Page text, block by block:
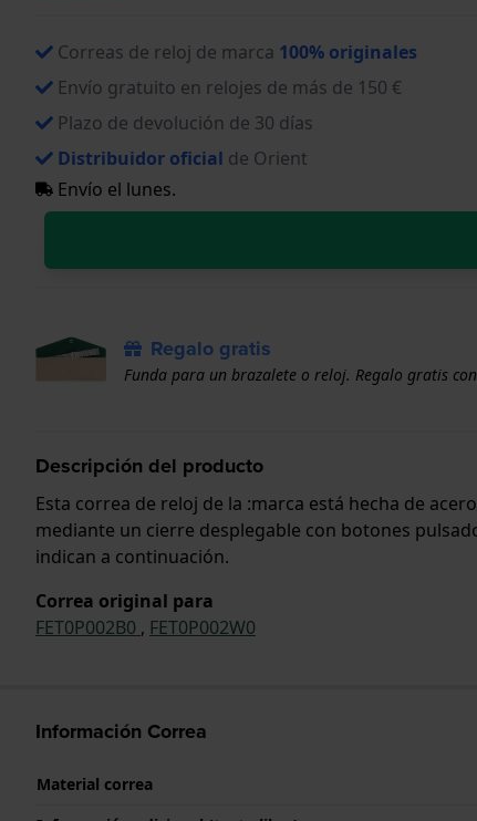
Correas de reloj de marca 100% originales
Envío gratuito en relojes de más de 150 €
Plazo de devolución de 30 días
Distribuidor oficial de Orient
Envío el lunes.
Regalo gratis
Funda para un brazalete o reloj. Regalo gratis
Descripción del producto
Esta correa de reloj de la :marca está hecha de
mediante un cierre desplegable con botones
indican a continuación.
Correa original para
FET0P002B0 , FET0P002W0
Información Correa
Material correa